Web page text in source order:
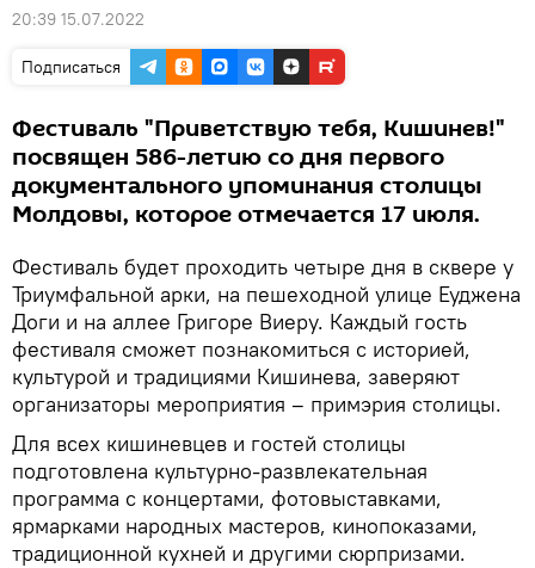
20:39 15.07.2022
Подписаться
Фестиваль "Приветствую тебя, Кишинев!"
посвящен 586-летию со дня первого
документального упоминания столицы
Молдовы, которое отмечается 17 июля.
Фестиваль будет проходить четыре дня в сквере у
Триумфальной арки, на пешеходной улице Еуджена
Доги и на аллее Григоре Виеру. Каждый гость
фестиваля сможет познакомиться с историей,
культурой и традициями Кишинева, заверяют
организаторы мероприятия – примэрия столицы.
Для всех кишиневцев и гостей столицы
подготовлена культурно-развлекательная
программа с концертами, фотовыставками,
ярмарками народных мастеров, кинопоказами,
традиционной кухней и другими сюрпризами.